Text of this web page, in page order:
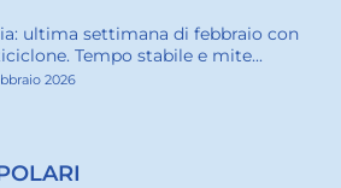
ultima settimana di febbraio con
Tempo stabile e mite...
2026